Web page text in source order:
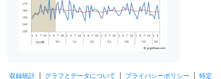
収録統計| グラフとデータについて プライバシーポリシー 特定